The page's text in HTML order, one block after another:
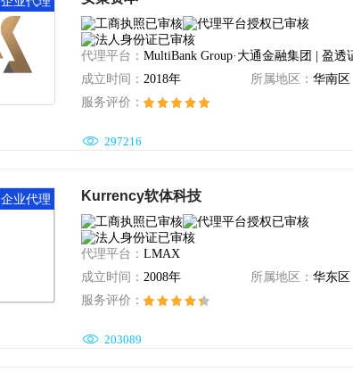
FP Markets澳福 HYCM Royal皇家
GTM 百汇BCR CMC Markets
Swissquote
Exness 亨达外汇 技慕环球通金融（香港）
Best Leader Markets
NORD FX
ETO Markets
代理平台：
成立时间： 2018年 所属地区： 华南区
服务评价：
 297216
企业代理 Kurrency软体科技
代理平台： LMAX
成立时间： 2008年 所属地区： 华东区
服务评价：
 203089